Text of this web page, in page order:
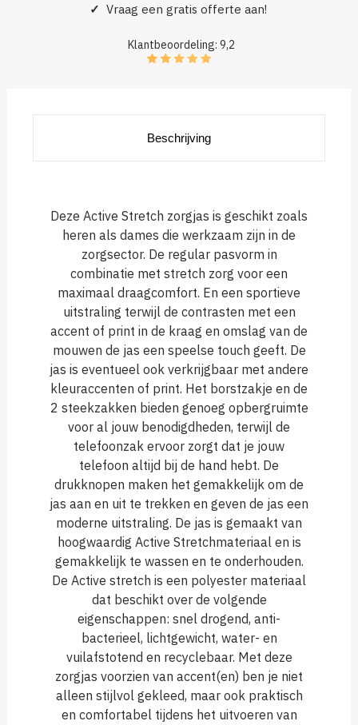
✓ Vraag een gratis offerte aan!
Klantbeoordeling: 9,2
Beschrijving
Deze Active Stretch zorgjas is geschikt zoals
heren als dames die werkzaam zijn in de
zorgsector. De regular pasvorm in
combinatie met stretch zorg voor een
maximaal draagcomfort. En een sportieve
uitstraling terwijl de contrasten met een
accent of print in de kraag en omslag van de
mouwen de jas een speelse touch geeft. De
jas is eventueel ook verkrijgbaar met andere
kleuraccenten of print. Het borstzakje en de
2 steekzakken bieden genoeg opbergruimte
voor al jouw benodigdheden, terwijl de
telefoonzak ervoor zorgt dat je jouw
telefoon altijd bij de hand hebt. De
drukknopen maken het gemakkelijk om de
jas aan en uit te trekken en geven de jas een
moderne uitstraling. De jas is gemaakt van
hoogwaardig Active Stretchmateriaal en is
gemakkelijk te wassen en te onderhouden.
De Active stretch is een polyester materiaal
dat beschikt over de volgende
eigenschappen: snel drogend, anti-
bacterieel, lichtgewicht, water- en
vuilafstotend en recyclebaar. Met deze
zorgjas voorzien van accent(en) ben je niet
alleen stijlvol gekleed, maar ook praktisch
en comfortabel tijdens het uitvoeren van